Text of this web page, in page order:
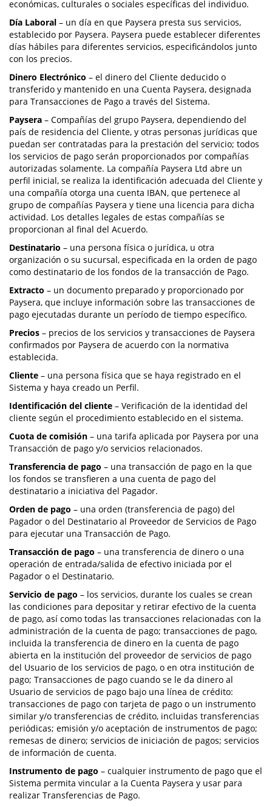
económicas, culturales o sociales específicas del individuo.
Día Laboral – un día en que Paysera presta sus servicios,
establecido por Paysera. Paysera puede establecer diferentes
días hábiles para diferentes servicios, especificándolos junto
con los precios.
Dinero Electrónico – el dinero del Cliente deducido o
transferido y mantenido en una Cuenta Paysera, designada
para Transacciones de Pago a través del Sistema.
Paysera – Compañías del grupo Paysera, dependiendo del
país de residencia del Cliente, y otras personas jurídicas que
puedan ser contratadas para la prestación del servicio; todos
los servicios de pago serán proporcionados por compañías
autorizadas solamente. La compañía Paysera Ltd abre un
perfil inicial, se realiza la identificación adecuada del Cliente y
una compañía otorga una cuenta IBAN, que pertenece al
grupo de compañías Paysera y tiene una licencia para dicha
actividad. Los detalles legales de estas compañías se
proporcionan al final del Acuerdo.
Destinatario – una persona física o jurídica, u otra
organización o su sucursal, especificada en la orden de pago
como destinatario de los fondos de la transacción de Pago.
Extracto – un documento preparado y proporcionado por
Paysera, que incluye información sobre las transacciones de
pago ejecutadas durante un período de tiempo específico.
Precios – precios de los servicios y transacciones de Paysera
confirmados por Paysera de acuerdo con la normativa
establecida.
Cliente – una persona física que se haya registrado en el
Sistema y haya creado un Perfil.
Identificación del cliente – Verificación de la identidad del
cliente según el procedimiento establecido en el sistema.
Cuota de comisión – una tarifa aplicada por Paysera por una
Transacción de pago y/o servicios relacionados.
Transferencia de pago – una transacción de pago en la que
los fondos se transfieren a una cuenta de pago del
destinatario a iniciativa del Pagador.
Orden de pago – una orden (transferencia de pago) del
Pagador o del Destinatario al Proveedor de Servicios de Pago
para ejecutar una Transacción de Pago.
Transacción de pago – una transferencia de dinero o una
operación de entrada/salida de efectivo iniciada por el
Pagador o el Destinatario.
Servicio de pago – los servicios, durante los cuales se crean
las condiciones para depositar y retirar efectivo de la cuenta
de pago, así como todas las transacciones relacionadas con la
administración de la cuenta de pago; transacciones de pago,
incluida la transferencia de dinero en la cuenta de pago
abierta en la institución del proveedor de servicios de pago
del Usuario de los servicios de pago, o en otra institución de
pago; Transacciones de pago cuando se le da dinero al
Usuario de servicios de pago bajo una línea de crédito:
transacciones de pago con tarjeta de pago o un instrumento
similar y/o transferencias de crédito, incluidas transferencias
periódicas; emisión y/o aceptación de instrumentos de pago;
remesas de dinero; servicios de iniciación de pagos; servicios
de información de cuenta.
Instrumento de pago – cualquier instrumento de pago que el
Sistema permita vincular a la Cuenta Paysera y usar para
realizar Transferencias de Pago.